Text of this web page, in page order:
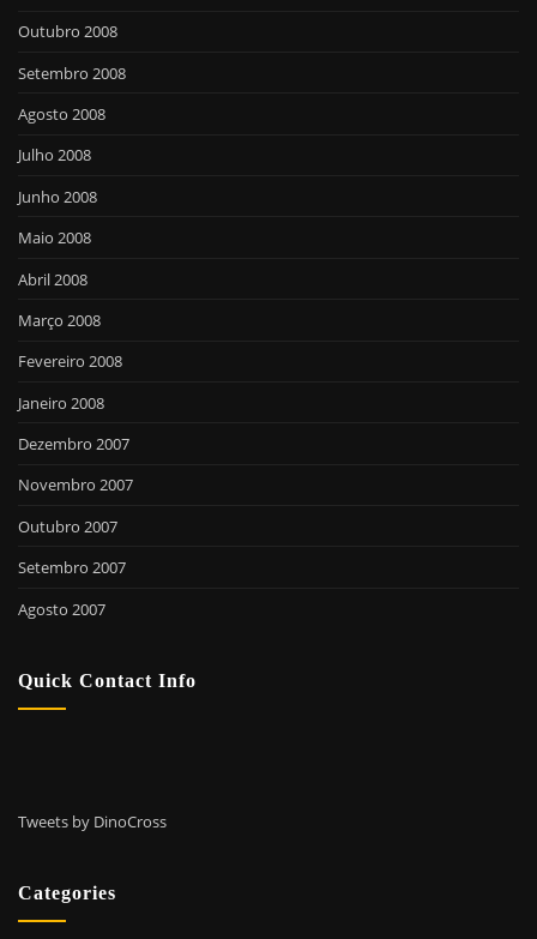
Outubro 2008
Setembro 2008
Agosto 2008
Julho 2008
Junho 2008
Maio 2008
Abril 2008
Março 2008
Fevereiro 2008
Janeiro 2008
Dezembro 2007
Novembro 2007
Outubro 2007
Setembro 2007
Agosto 2007
Quick Contact Info
Tweets by DinoCross
Categories